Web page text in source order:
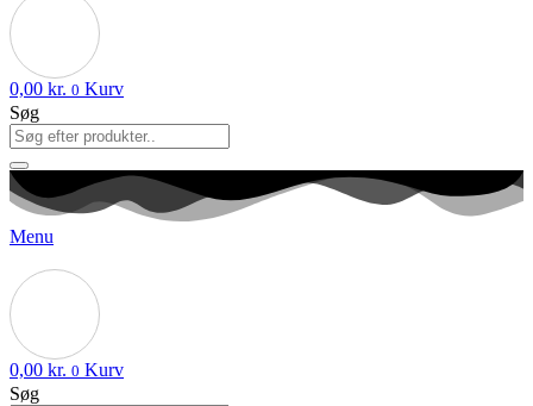
0,00 kr. 0 Kurv
Søg
Menu
0,00 kr. 0 Kurv
Søg